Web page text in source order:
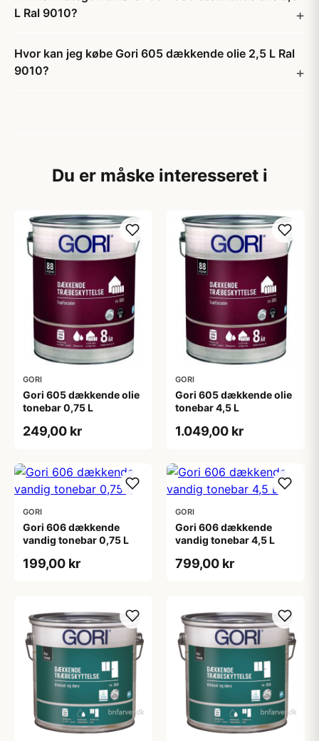
L Ral 9010?
Hvor kan jeg købe Gori 605 dækkende olie 2,5 L Ral
9010?
Du er måske interesseret i
GORI
Gori 605 dækkende olie
tonebar 0,75 L
249,00 kr
GORI
Gori 605 dækkende olie
tonebar 4,5 L
1.049,00 kr
GORI
Gori 606 dækkende
vandig tonebar 0,75 L
199,00 kr
GORI
Gori 606 dækkende
vandig tonebar 4,5 L
799,00 kr